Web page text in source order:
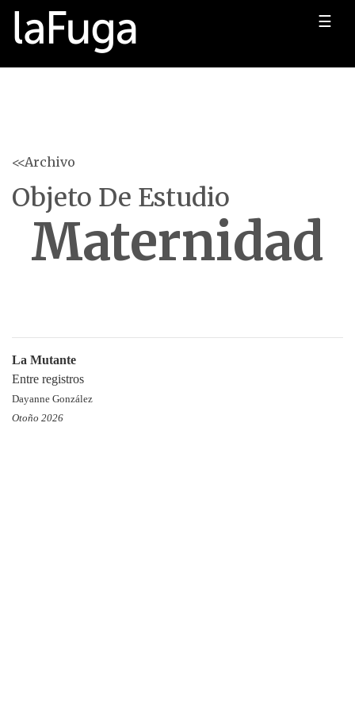
☰
<<Archivo
Objeto De Estudio
Maternidad
La Mutante
Entre registros
Dayanne González
Otoño 2026